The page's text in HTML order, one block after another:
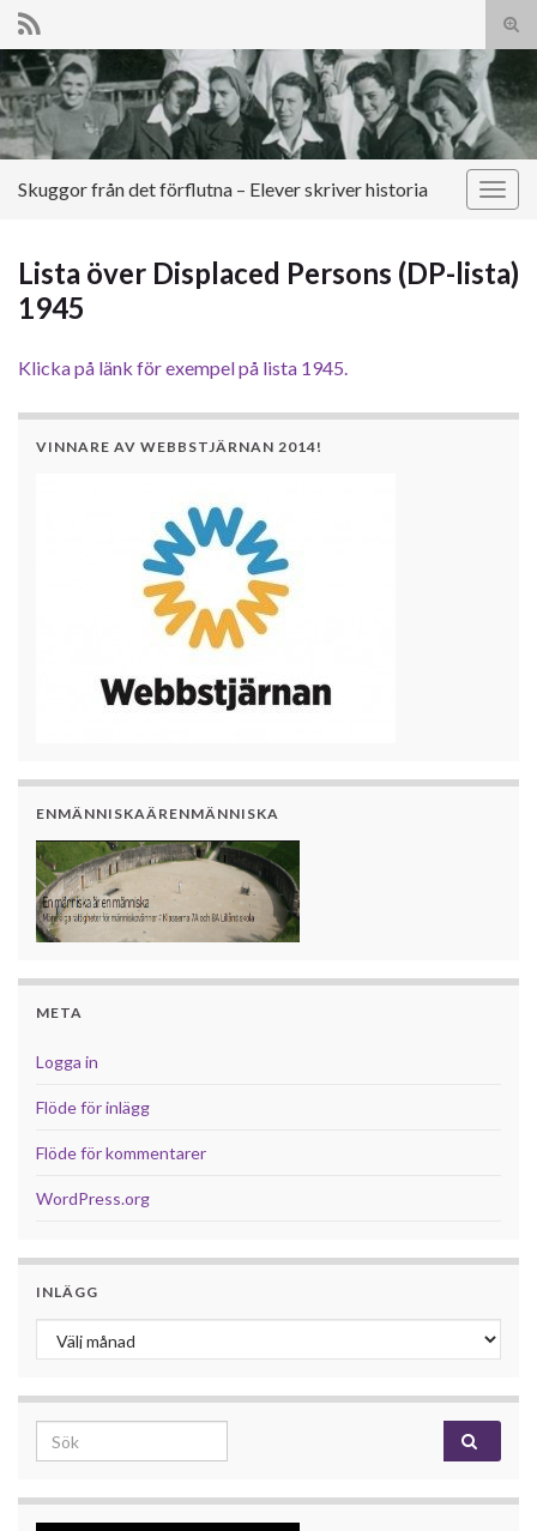
Slå
på/
Search for:
Slå
Skuggor från det förflutna – Elever skriver historia
Lista över Displaced Persons (DP-lista)
1945
Klicka på länk för exempel på lista 1945.
VINNARE AV WEBBSTJÄRNAN 2014!
ENMÄNNISKAÄRENMÄNNISKA
META
Logga in
Flöde för inlägg
Flöde för kommentarer
WordPress.org
INLÄGG
Inlägg
Search for: